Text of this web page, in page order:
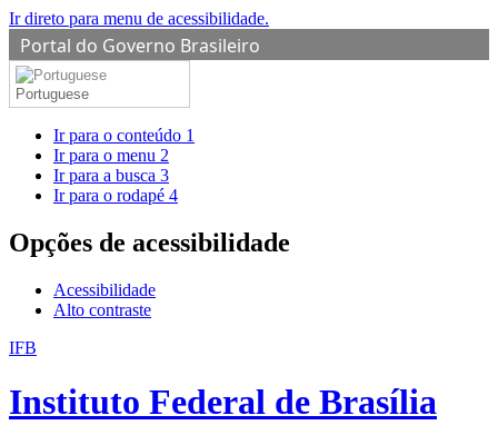
Ir direto para menu de acessibilidade.
Portal do Governo Brasileiro
Portuguese
Ir para o conteúdo 1
Ir para o menu 2
Ir para a busca 3
Ir para o rodapé 4
Opções de acessibilidade
Acessibilidade
Alto contraste
IFB
Instituto Federal de Brasília